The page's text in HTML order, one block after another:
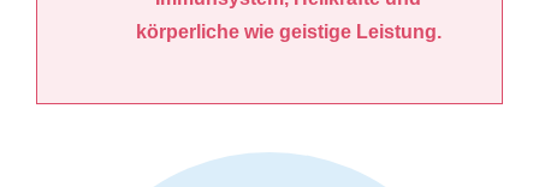
körperliche wie geistige Leistung.